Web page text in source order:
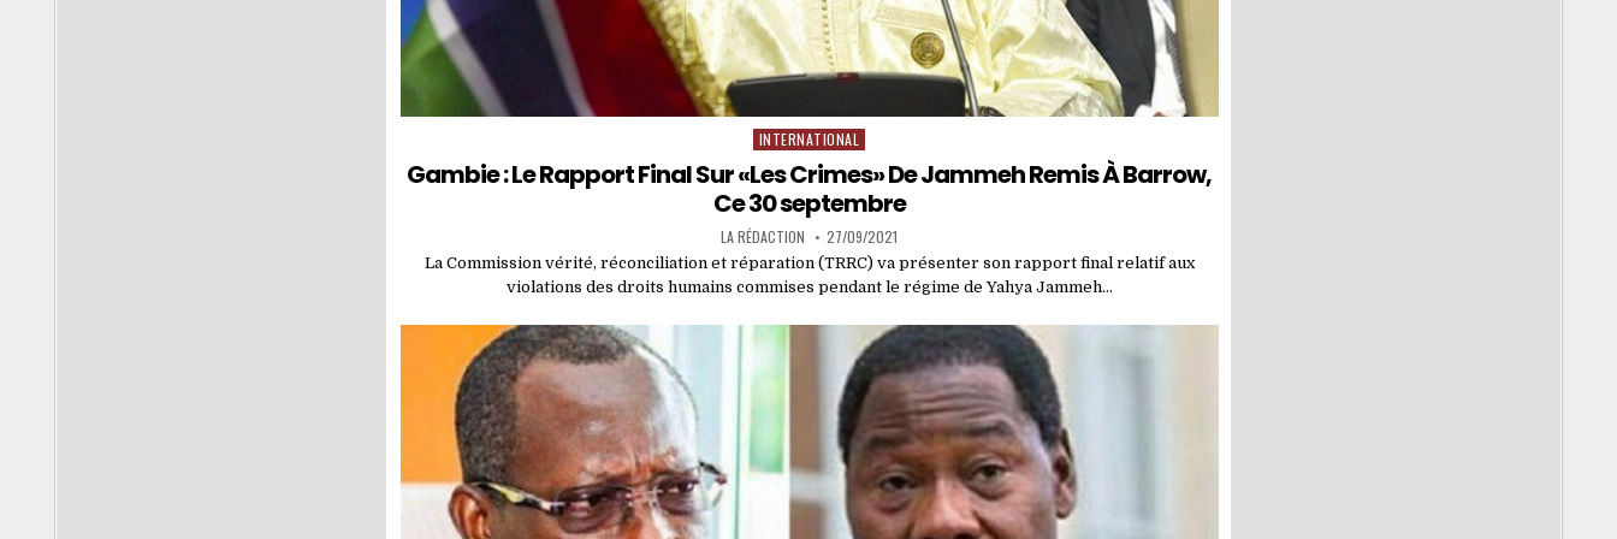
Posted
in
INTERNATIONAL
Gambie : Le Rapport Final Sur «Les Crimes» De Jammeh Remis À Barrow,
Ce 30 septembre
LA RÉDACTION 27/09/2021
La Commission vérité, réconciliation et réparation (TRRC) va présenter son rapport final relatif aux
violations des droits humains commises pendant le régime de Yahya Jammeh…